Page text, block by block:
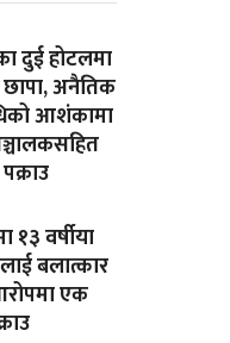
दुई होटलमा
छापा, अनैतिक
आशंकामा
१३ वर्षीया
बलात्कार
एक